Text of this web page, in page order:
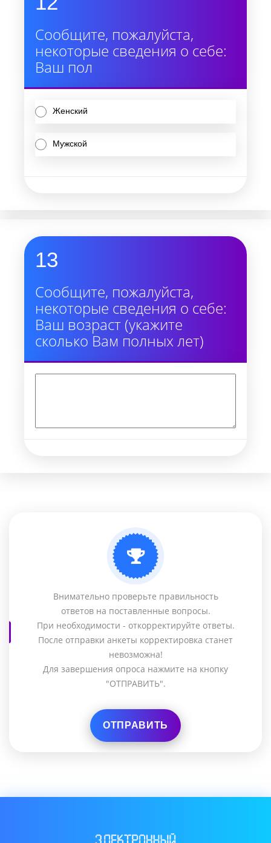
Сообщите, пожалуйста,
некоторые сведения о себе:
Ваш пол
Женский
Мужской
13
Сообщите, пожалуйста,
некоторые сведения о себе:
Ваш возраст (укажите
сколько Вам полных лет)
Внимательно проверьте правильность
ответов на поставленные вопросы.
При необходимости - откорректируйте ответы.
После отправки анкеты корректировка станет
невозможна!
Для завершения опроса нажмите на кнопку
"ОТПРАВИТЬ".